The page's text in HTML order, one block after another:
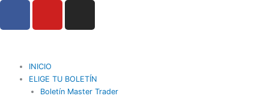
contenido
b
o
u
b
g
INICIO
ELIGE TU BOLETÍN
Boletín Master Trader